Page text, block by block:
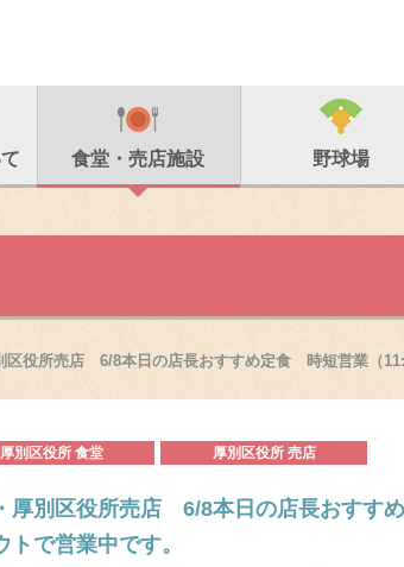
食堂・売店施設 野球場
区役所売店 6/8本日の店長おすすめ定食 時短営業（
厚別区役所 食堂 厚別区役所 売店
厚別区役所売店 6/8本日の店長おすす
で営業中です。